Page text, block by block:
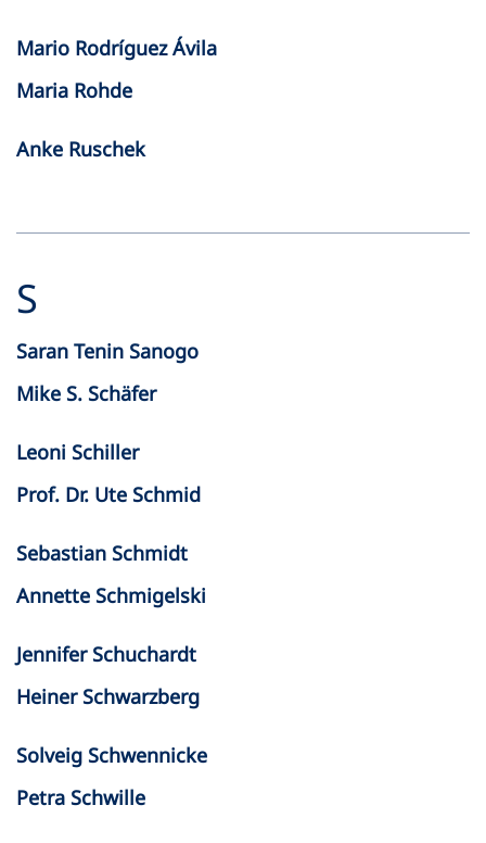
Mario Rodríguez Ávila
Maria Rohde
Anke Ruschek
S
Saran Tenin Sanogo
Mike S. Schäfer
Leoni Schiller
Prof. Dr. Ute Schmid
Sebastian Schmidt
Annette Schmigelski
Jennifer Schuchardt
Heiner Schwarzberg
Solveig Schwennicke
Petra Schwille